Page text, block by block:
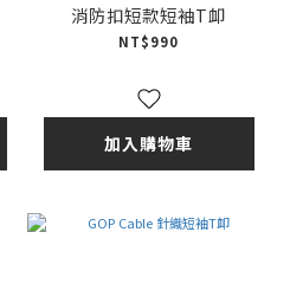
消防扣短款短袖T卹
NT$990
加入購物車